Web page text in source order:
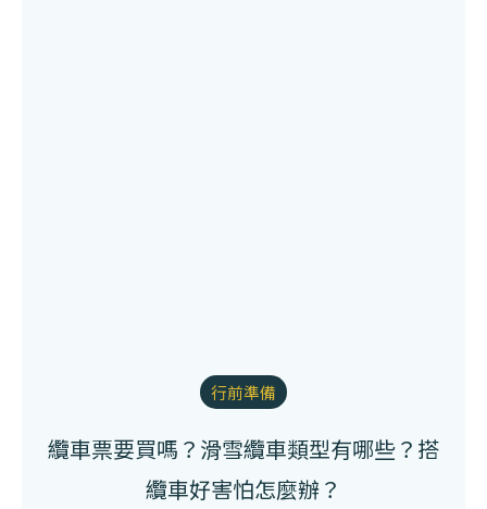
行前準備
纜車票要買嗎？滑雪纜車類型有哪些？搭
纜車好害怕怎麼辦？